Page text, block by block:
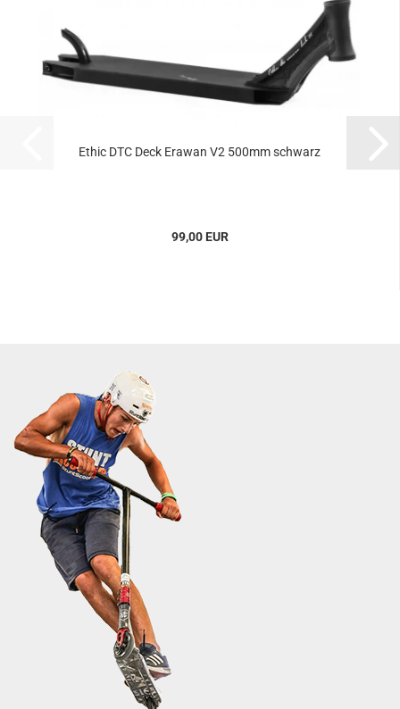
Ethic DTC Deck Erawan V2 500mm schwarz
99,00 EUR